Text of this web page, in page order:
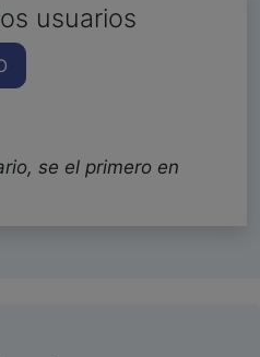
usuarios
se el primero en